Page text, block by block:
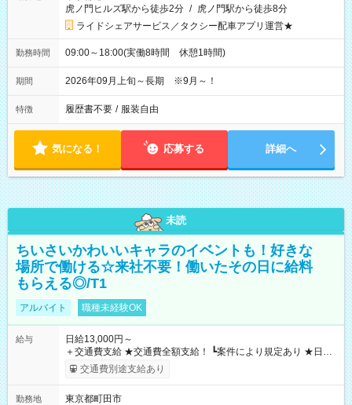
虎ノ門ヒルズ駅から徒歩2分 / 虎ノ門駅から徒歩8分
ライドシェアサービス／タクシー配車アプリ運営★
勤務時間 09:00～18:00(実働8時間 休憩1時間)
期間 2026年09月上旬～長期 ※9月～！
特徴 履歴書不要 / 服装自由
気になる！ 応募する 詳細へ
未読
ちいさいかわいいキャラのイベントも！好きな
場所で働ける☆来社不要！働いたその日に給料
もらえる◎/T1
アルバイト 職種未経験OK
給与
日給13,000円～
＋交通費支給 ★交通費全額支給！ ┗案件により規定あり ★日払
いOK！（規定あり） ┗働いたその日に現金GET♪ お仕事後はコ
ンビニATMから 日払い分を引き落とせます！ 【試用期間】試
交通費別途支給あり
勤務地
東京都町田市